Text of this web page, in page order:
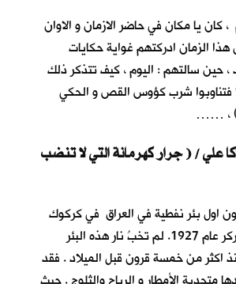
كان يا مكان في حاضر الازمان و الاوان
الزمان ادركتهم غواية حكايات
، حين سالتهم : اليوم ، كيف تتذكر ذلك
فتناوبوا شرب كؤوس القص و الحكي
، ……
علي / ( جرار كهرمانة التي لا تنضب
اول بئر نفطية في العراق في كركوك
في منطقة بابا كركر عام 1927. لم تخبُ نار هذه البئر
اكثر من خمسة قرون قبل الميلاد . فقد